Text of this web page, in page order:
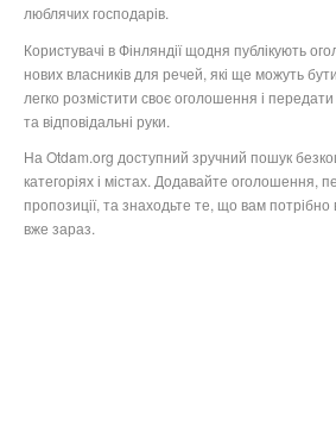
люблячих господарів.
Користувачі в Фінляндії щодня публікують
нових власників для речей, які ще можуть
легко розмістити своє оголошення і
та відповідальні руки.
На Otdam.org доступний зручний пошук
категоріях і містах. Додавайте оголошення,
пропозиції, та знаходьте те, що вам потрібно
вже зараз.